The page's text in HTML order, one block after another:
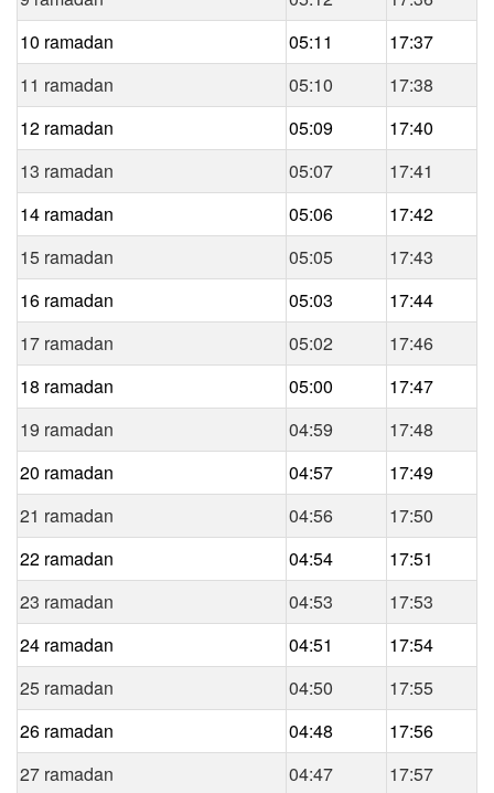
10 ramadan
05:11
17:37
11 ramadan
05:10
17:38
12 ramadan
05:09
17:40
13 ramadan
05:07
17:41
14 ramadan
05:06
17:42
15 ramadan
05:05
17:43
16 ramadan
05:03
17:44
17 ramadan
05:02
17:46
18 ramadan
05:00
17:47
19 ramadan
04:59
17:48
20 ramadan
04:57
17:49
21 ramadan
04:56
17:50
22 ramadan
04:54
17:51
23 ramadan
04:53
17:53
24 ramadan
04:51
17:54
25 ramadan
04:50
17:55
26 ramadan
04:48
17:56
27 ramadan
04:47
17:57